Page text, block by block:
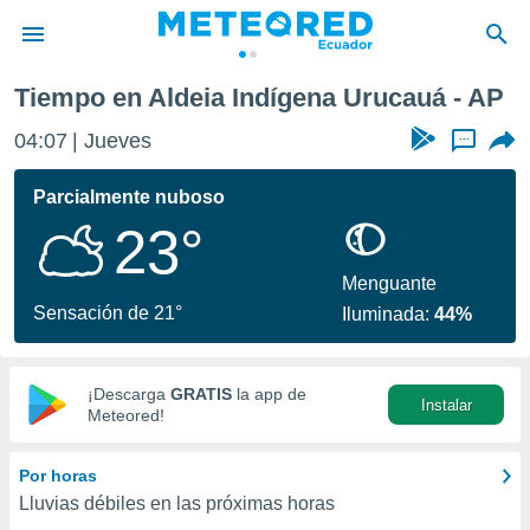
de
ha
que se
calidad.
a este
las
y
digital
basada
Tiempo en Aldeia Indígena Urucauá - AP
04:07 Jueves ...
Parcialmente nuboso
23°
Sensación de 21°
Menguante
Iluminada:44%
¡Descarga GRATIS la app de
Meteored!
Instalar
Por horas
Lluvias débiles en las próximas horas